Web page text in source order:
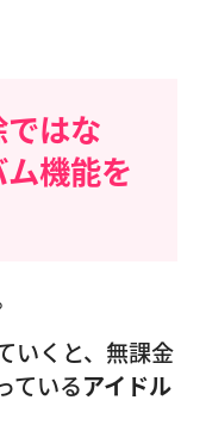
はな
機能を
いくと、無課金
ているアイドル